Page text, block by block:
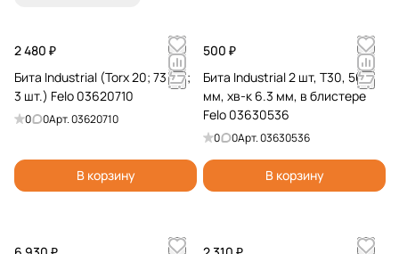
2 480 ₽
Бита Industrial (Torx 20; 73 мм;
3 шт.) Felo 03620710
0 0Арт.03620710
В корзину
500 ₽
Бита Industrial 2 шт, T30, 50
мм, хв-к 6.3 мм, в блистере
Felo 03630536
0 0Арт.03630536
В корзину